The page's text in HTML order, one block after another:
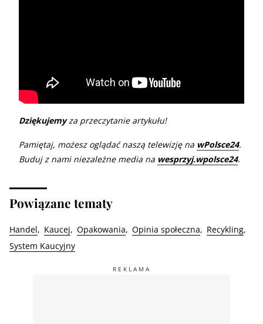
Dziękujemyza przeczytanie artykułu!
Pamiętaj, możesz oglądać naszą telewizję na wPolsce24.
Buduj z nami niezależne media na wesprzyj.wpolsce24.
Powiązane tematy
Handel Kaucej Opakowania Opinia społeczna
Recykling
System Kaucyjny